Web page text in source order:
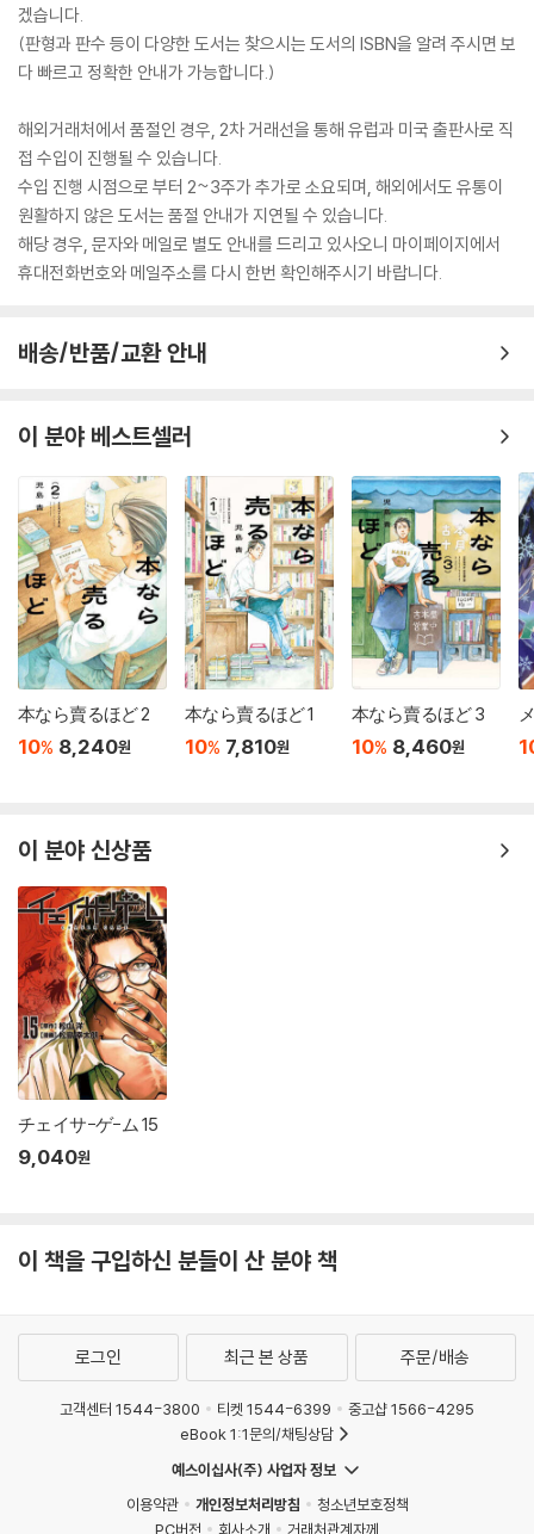
겠습니다.
(판형과 판수 등이 다양한 도서는 찾으시는 도서의 ISBN을 알려 주시면 보
다 빠르고 정확한 안내가 가능합니다.)
해외거래처에서 품절인 경우, 2차 거래선을 통해 유럽과 미국 출판사로 직
접 수입이 진행될 수 있습니다.
수입 진행 시점으로 부터 2~3주가 추가로 소요되며, 해외에서도 유통이
원활하지 않은 도서는 품절 안내가 지연될 수 있습니다.
해당 경우, 문자와 메일로 별도 안내를 드리고 있사오니 마이페이지에서
휴대전화번호와 메일주소를 다시 한번 확인해주시기 바랍니다.
배송/반품/교환 안내
이 분야 베스트셀러
本なら賣るほど 2
10% 8,240원
本なら賣るほど 1
10% 7,810원
本なら賣るほど 3
10% 8,460원
이 분야 신상품
チェイサ-ゲ-ム 15
9,040원
이 책을 구입하신 분들이 산 분야 책
로그인 최근 본 상품 주문/배송
고객센터 1544-3800 티켓 1544-6399
중고샵 1566-4295
eBook 1:1문의/채팅상담
예스이십사(주) 사업자 정보
이용약관
개인정보처리방침
청소년보호정책
PC버전
회사소개 거래처관계자께